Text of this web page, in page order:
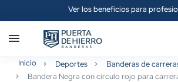
Ver los beneficios para
Inicio Deportes
Banderas de
Bandera Negra con círculo rojo para